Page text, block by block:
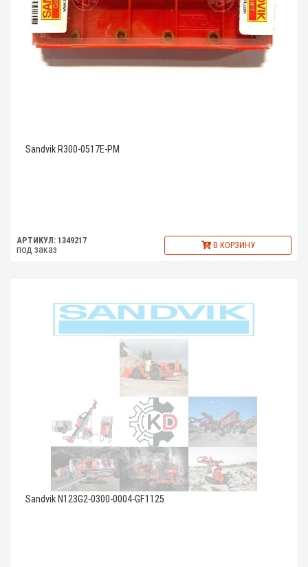
Sandvik R300-0517E-PM
АРТИКУЛ: 1349217
под заказ В КОРЗИНУ
Sandvik N123G2-0300-0004-GF1125